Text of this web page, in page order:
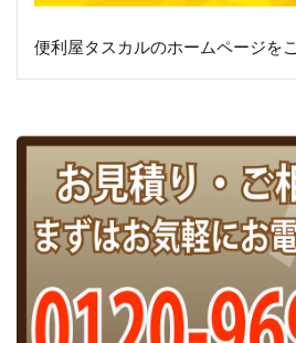
便利屋タスカルのホームページを